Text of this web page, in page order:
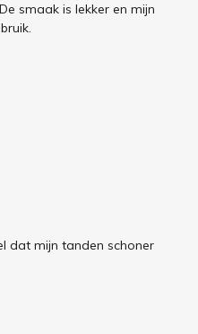
smaak is lekker en mijn
dat mijn tanden schoner